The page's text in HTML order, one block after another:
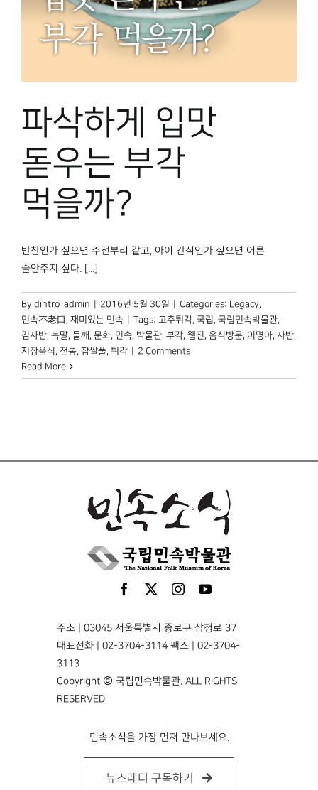
파삭하게 입맛
돋우는 부각
먹을까?
반찬인가 싶으면 주전부리 같고, 아이 간식인가 싶으면 어른
술안주지 싶다. [...]
By dintro_admin 2016년 5월 30일 Categories: Legacy
민속不老口 재미있는 민속 Tags: 고추튀각 국립 국립민속박물관
김자반 녹말 들깨 문화 민속 박물관 부각 웹진 음식방문 이명아 자반
저장음식 전통 찹쌀풀 튀각
2 Comments
Read More
주소 | 03045 서울특별시 종로구 삼청로 37
대표전화 | 02-3704-3114 팩스 | 02-3704-
3113
Copyright © 국립민속박물관. ALL RIGHTS
RESERVED
민속소식을 가장 먼저 만나보세요.
뉴스레터 구독하기